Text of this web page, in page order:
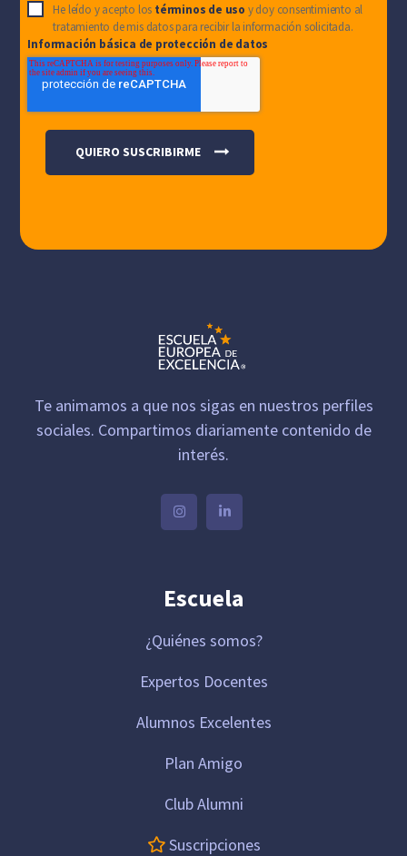
He leído y acepto los términos de uso y doy consentimiento al
tratamiento de mis datos para recibir la información solicitada.
Información básica de protección de datos
Te animamos a que nos sigas en nuestros perfiles
sociales. Compartimos diariamente contenido de
interés.
Escuela
¿Quiénes somos?
Expertos Docentes
Alumnos Excelentes
Plan Amigo
Club Alumni
Suscripciones